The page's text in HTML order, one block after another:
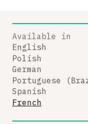
Available in
English
Polish
German
Portuguese
Spanish
French